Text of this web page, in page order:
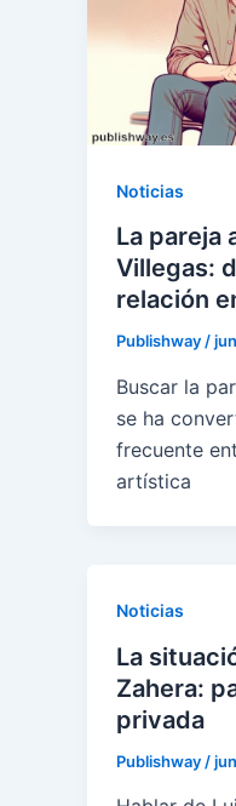
Noticias
La pareja
Villegas:
relación
Publishway/
Buscar la
se ha
frecuente
artística
Noticias
La
Zahera:
privada
Publishway /